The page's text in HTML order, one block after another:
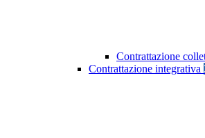
Contrattazione
Contrattazione integrativa